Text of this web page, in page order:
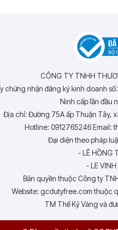
CÔNG TY TNHH
chứng nhận đăng ký kinh doanh
Ninh cấp lần đầu
Địa chỉ: Đường 75A ấp Thuận Tây,
Hotline: 0912765246 Email:
Đại diện theo pháp
- LÊ HỒNG
- LE
Bản quyền thuộc Công ty
Website: gcdutyfree.com thuộc
TM Thế Kỷ Vàng và